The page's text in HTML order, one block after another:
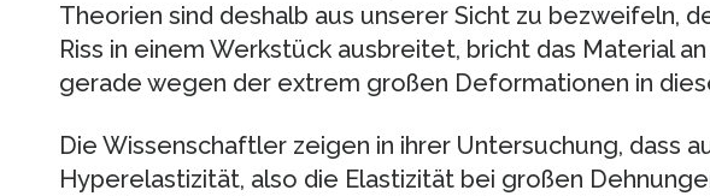
Theorien sind deshalb aus unserer Sicht zu bezweifeln,
Riss in einem Werkstück ausbreitet, bricht das Material
gerade wegen der extrem großen Deformationen in
Die Wissenschaftler zeigen in ihrer Untersuchung, dass
Hyperelastizität, also die Elastizität bei großen